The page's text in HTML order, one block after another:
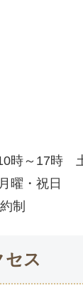
時～17時
曜・祝日
制
セス